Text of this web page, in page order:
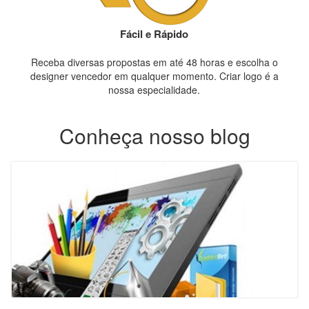
Fácil e Rápido
Receba diversas propostas em até 48 horas e escolha o
designer vencedor em qualquer momento. Criar logo é a
nossa especialidade.
Conheça nosso blog